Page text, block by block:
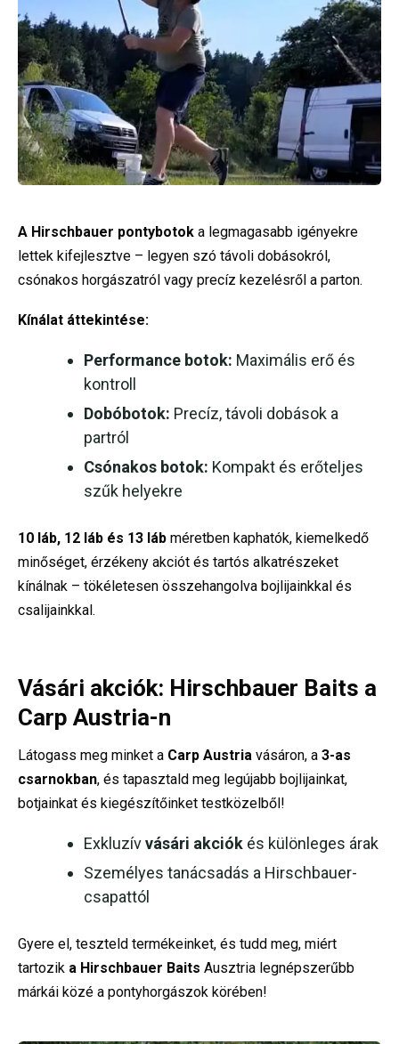
A Hirschbauer pontybotok a legmagasabb igényekre
lettek kifejlesztve – legyen szó távoli dobásokról,
csónakos horgászatról vagy precíz kezelésről a parton.
Kínálat áttekintése:
Performance botok: Maximális erő és
kontroll
Dobóbotok: Precíz, távoli dobások a
partról
Csónakos botok: Kompakt és erőteljes
szűk helyekre
10 láb, 12 láb és 13 láb méretben kaphatók, kiemelkedő
minőséget, érzékeny akciót és tartós alkatrészeket
kínálnak – tökéletesen összehangolva bojlijainkkal és
csalijainkkal.
Vásári akciók: Hirschbauer Baits a
Carp Austria-n
Látogass meg minket a Carp Austria vásáron, a 3-as
csarnokban, és tapasztald meg legújabb bojlijainkat,
botjainkat és kiegészítőinket testközelből!
Exkluzívvásári akciók és különleges árak
Személyes tanácsadás a Hirschbauer-
csapattól
Gyere el, teszteld termékeinket, és tudd meg, miért
tartozik a Hirschbauer Baits Ausztria legnépszerűbb
márkái közé a pontyhorgászok körében!